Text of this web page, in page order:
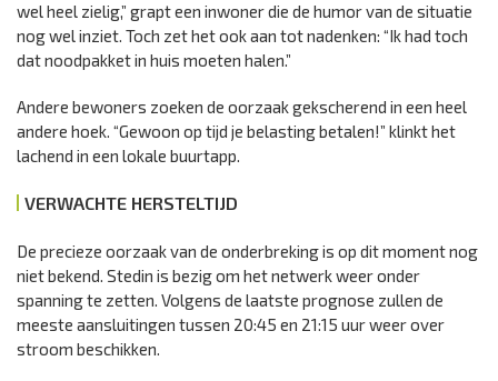
wel heel zielig,” grapt een inwoner die de humor van de situatie
nog wel inziet. Toch zet het ook aan tot nadenken: “Ik had toch
dat noodpakket in huis moeten halen.”
Andere bewoners zoeken de oorzaak gekscherend in een heel
andere hoek. “Gewoon op tijd je belasting betalen!” klinkt het
lachend in een lokale buurtapp.
VERWACHTE HERSTELTIJD
De precieze oorzaak van de onderbreking is op dit moment nog
niet bekend. Stedin is bezig om het netwerk weer onder
spanning te zetten. Volgens de laatste prognose zullen de
meeste aansluitingen tussen 20:45 en 21:15 uur weer over
stroom beschikken.